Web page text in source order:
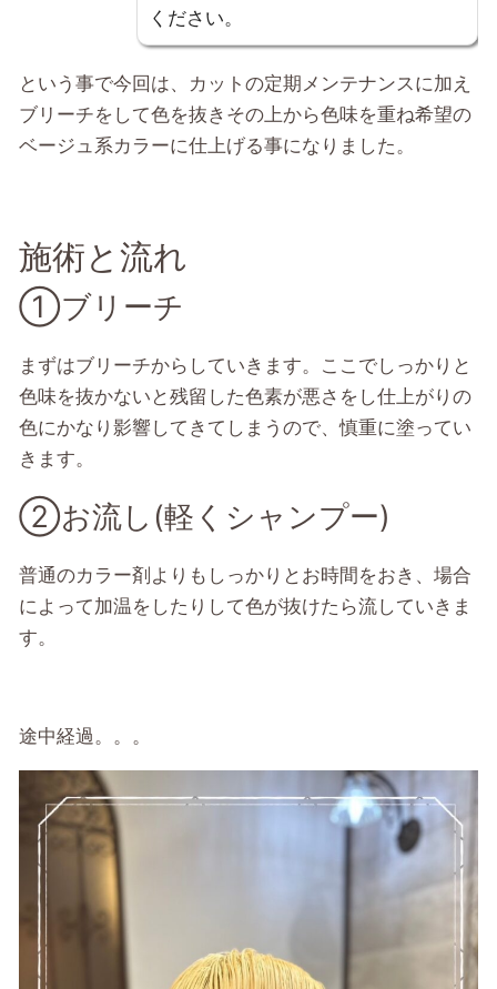
ください。
という事で今回は、カットの定期メンテナンスに加え
ブリーチをして色を抜きその上から色味を重ね希望の
ベージュ系カラーに仕上げる事になりました。
施術と流れ
①ブリーチ
まずはブリーチからしていきます。ここでしっかりと
色味を抜かないと残留した色素が悪さをし仕上がりの
色にかなり影響してきてしまうので、慎重に塗ってい
きます。
②お流し(軽くシャンプー)
普通のカラー剤よりもしっかりとお時間をおき、場合
によって加温をしたりして色が抜けたら流していきま
す。
途中経過。。。